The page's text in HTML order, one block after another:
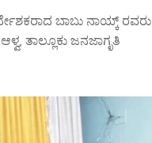
ಬಾಬು ನಾಯ್ಕ್ ರವರು
ತಾಲ್ಲೂಕು ಜನಜಾಗೃತಿ